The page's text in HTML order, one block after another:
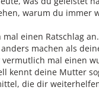
warum du immer
mal einen Ratschlag
machen als
vermutlich mal einen
kennt deine Mutter
die dir